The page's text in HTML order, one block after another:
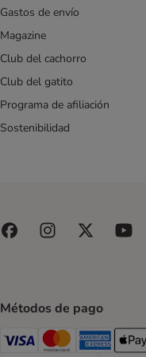
Gastos de envío
Magazine
Club del cachorro
Club del gatito
Programa de afiliación
Sostenibilidad
Métodos de pago
Visa Payment Method
Mastercard Payment
AmericanApple